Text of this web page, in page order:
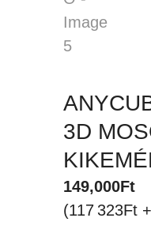
3D
149,000Ft
(117 323Ft